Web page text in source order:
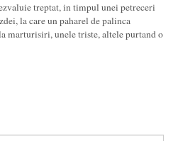
treptat, in timpul unei petreceri
la care un paharel de palinca
marturisiri, unele triste, altele purtand o